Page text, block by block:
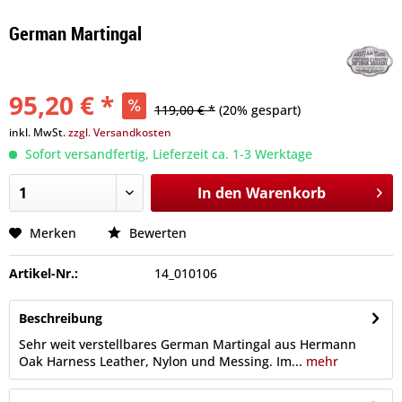
German Martingal
95,20 € * 119,00 € * (20% gespart)
inkl. MwSt.zzgl. Versandkosten
Sofort versandfertig, Lieferzeit ca. 1-3 Werktage
In den Warenkorb
Merken Bewerten
Artikel-Nr.: 14_010106
Beschreibung
Sehr weit verstellbares German Martingal aus Hermann
Oak Harness Leather, Nylon und Messing. Im... mehr